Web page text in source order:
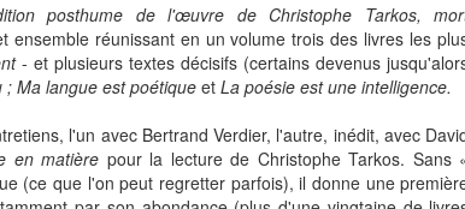
posthume de l'œuvre de Christophe Tarkos,
ensemble réunissant en un volume trois des livres les
- et plusieurs textes décisifs (certains devenus
; Ma langue est poétique et La poésie est une intelligence.
l'un avec Bertrand Verdier, l'autre, inédit, avec
en matière pour la lecture de Christophe Tarkos. Sans
(ce que l'on peut regretter parfois), il donne une